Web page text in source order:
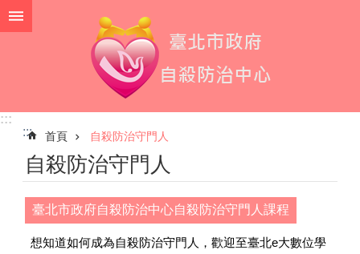
跳到主要內容區塊
:::
:::
首頁 自殺防治守門人
自殺防治守門人
臺北市政府自殺防治中心自殺防治守門人課程
想知道如何成為自殺防治守門人，歡迎至臺北e大數位學